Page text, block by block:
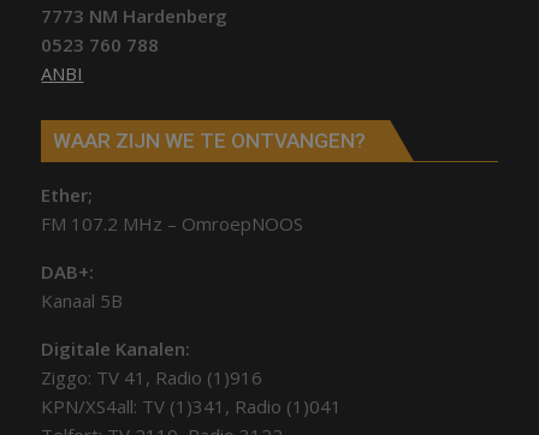
7773 NM Hardenberg
0523 760 788
ANBI
WAAR ZIJN WE TE ONTVANGEN?
Ether;
FM 107.2 MHz – OmroepNOOS
DAB+:
Kanaal 5B
Digitale Kanalen:
Ziggo: TV 41, Radio (1)916
KPN/XS4all: TV (1)341, Radio (1)041